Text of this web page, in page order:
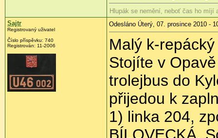
Hlupák se nemění, neboť čas ho míjí
Sajtr
Registrovaný uživatel
Číslo příspěvku: 740
Registrován: 11-2006
Odesláno Úterý, 07. prosince 2010 -
Malý k-
Stojíte v
trolejbus do
přijedou k
1) linka 204,
BÍLOVECKÁ,